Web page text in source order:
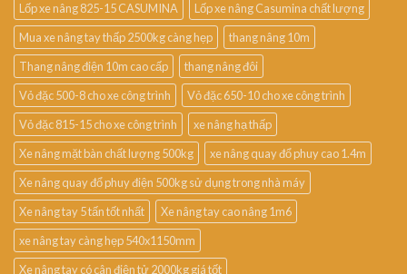
Lốp xe nâng 825-15 CASUMINA
Lốp xe nâng Casumina chất lượng
Mua xe nâng tay thấp 2500kg càng hẹp
thang nâng 10m
Thang nâng điện 10m cao cấp
thang nâng đôi
Vỏ đặc 500-8 cho xe công trình
Vỏ đặc 650-10 cho xe công trình
Vỏ đặc 815-15 cho xe công trình
xe nâng hạ thấp
Xe nâng mặt bàn chất lượng 500kg
xe nâng quay đổ phuy cao 1.4m
Xe nâng quay đổ phuy điện 500kg sử dụng trong nhà máy
Xe nâng tay 5 tấn tốt nhất
Xe nâng tay cao nâng 1m6
xe nâng tay càng hẹp 540x1150mm
Xe nâng tay có cân điện tử 2000kg giá tốt